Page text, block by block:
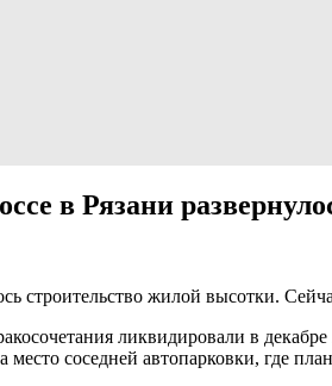
в Рязани
строительство жилой высотки.
ликвидировали в
место соседней автопарковки, где